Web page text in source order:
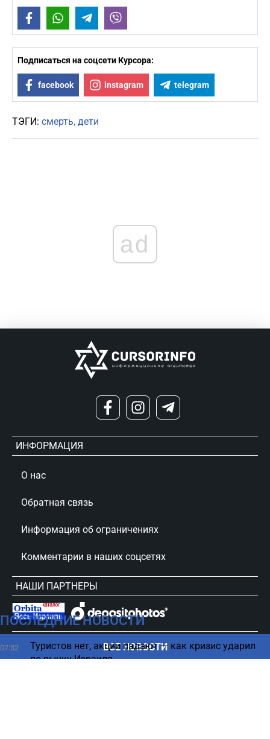
FacebookWhatsAppTelegram
Подписаться на соцсети Курсора:
facebook instagram telegram
ТЭГИ: смерть дети
ПОСЛЕДНИЕ НОВОСТИ
07:32
Туристов нет, акции падают — как кризис ударил
по рынку Израиля
ВСЕ НОВОСТИ
ad
ИНФОРМАЦИЯ
О нас
Обратная связь
Информация об ограничениях
Комментарии в наших соцсетях
НАШИ ПАРТНЕРЫ
сursorinfo.co.il © Все права защищены